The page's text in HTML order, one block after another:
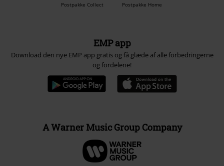
Postpakke Collect Postpakke Home
EMP app
Download den nye EMP app gratis og få glæde af alle forbedringerne
og fordelene!
A Warner Music Group Company